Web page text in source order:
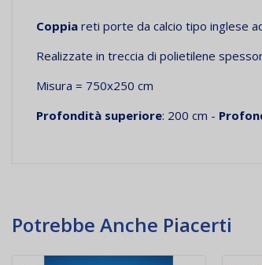
Coppia reti porte da calcio tipo inglese
Realizzate in treccia di polietilene
Misura = 750x250 cm
Profondità superiore: 200 cm -
Potrebbe Anche Piacerti